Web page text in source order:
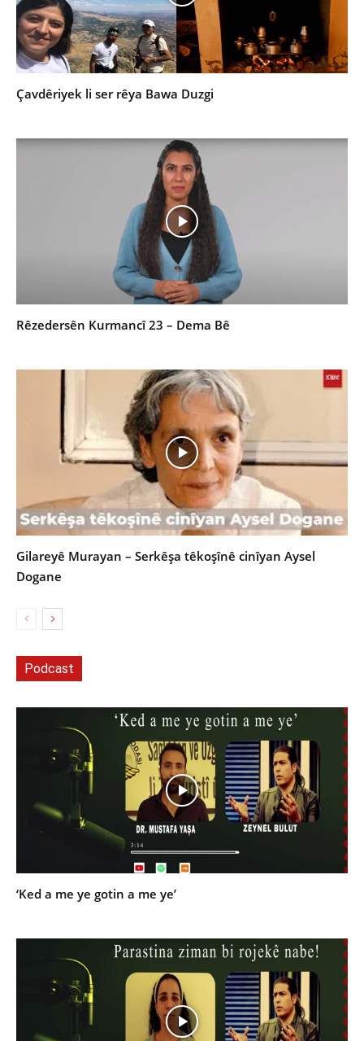
Çavdêriyek li ser rêya Bawa Duzgi
Rêzedersên Kurmancî 23 – Dema Bê
Gilareyê Murayan – Serkêşa têkoşînê cinîyan Aysel
Dogane
Podcast
‘Ked a me ye gotin a me ye’